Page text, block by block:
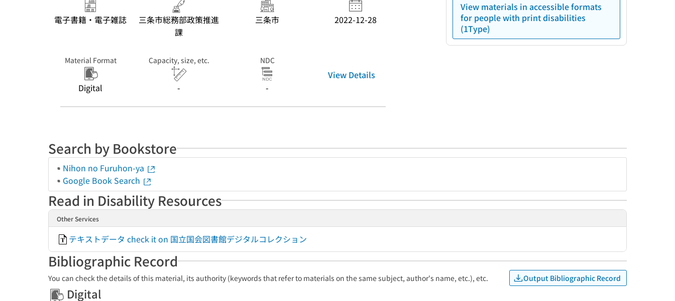
電子書籍・電子雑誌
三条市総務部政策推進
課
三条市 2022-12-28
Material Format
Digital
Capacity, size, etc.
-
NDC
-
View Details
View materials in accessible formats
for people with print disabilities
(1Type)
Search by Bookstore
Nihon no Furuhon-ya
Google Book Search
Read in Disability Resources
Other Services
テキストデータ check it on 国立国会図書館デジタルコレクション
Bibliographic Record
You can check the details of this material, its authority (keywords that refer to materials on the same subject, author's name, etc.), etc. Output Bibliographic Record
Digital